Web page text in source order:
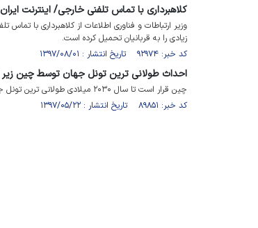
کلاهبرداری با تماس تلفنی خارجی/ اینترنت
وزیر ارتباطات و فناوری اطلاعات از کلاهبرداری با
زیادی را به قربانیان تحمیل کرده است.
کد خبر: ۹۲۹۷۴ تاریخ انتشار : ۱۳۹۷/۰۸/۰۱
احداث طولانی ترین تونل جهان توسط چین زیر
چین قرار است تا سال ۲۰۳۰ میلادی طولانی ترین تونل جهان را به سمت تایوان با طول ۱۳۵ کیلومتر احداث کند.
کد خبر: ۸۹۸۵۱ تاریخ انتشار : ۱۳۹۷/۰۵/۲۲